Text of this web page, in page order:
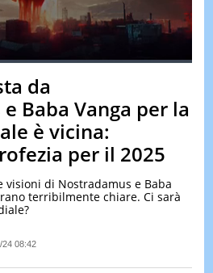
& TV
QUIZ
TEST
&
OGGI
da
Baba Vanga per la
è vicina:
per il 2025
visioni di Nostradamus e Baba
terribilmente chiare. Ci sarà
24 08:42